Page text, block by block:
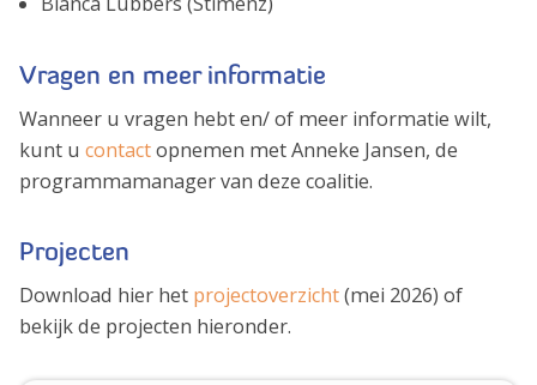
Vragen en meer informatie
Wanneer u vragen hebt en/ of meer informatie wilt,
kunt u contactopnemen met Anneke Jansen, de
programmamanager van deze coalitie.
Projecten
Download hier het projectoverzicht(mei 2026) of
bekijk de projecten hieronder.